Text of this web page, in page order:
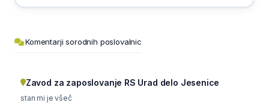
Komentarji sorodnih poslovalnic
Zavod za zaposlovanje RS Urad delo Jesenice
stan mi je všeč